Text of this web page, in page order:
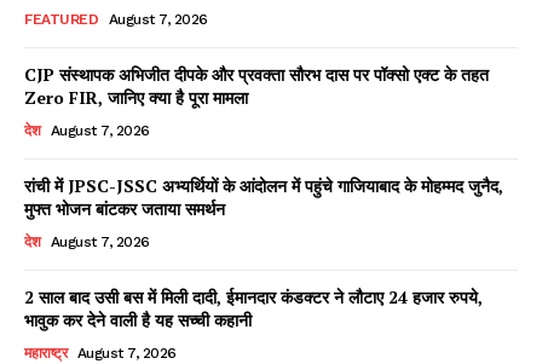
Facebook
X WhatsApp
Share
Read Latest News on AIN
FEATURED August 7, 2026
CJP संस्थापक अभिजीत दीपके और प्रवक्ता सौरभ दास पर पॉक्सो एक्ट के तहत
Zero FIR, जानिए क्या है पूरा मामला
देश August 7, 2026
रांची में JPSC-JSSC अभ्यर्थियों के आंदोलन में पहुंचे गाजियाबाद के मोहम्मद जुनैद,
मुफ्त भोजन बांटकर जताया समर्थन
देश August 7, 2026
2 साल बाद उसी बस में मिली दादी, ईमानदार कंडक्टर ने लौटाए 24 हजार रुपये,
भावुक कर देने वाली है यह सच्ची कहानी
महाराष्ट्र August 7, 2026